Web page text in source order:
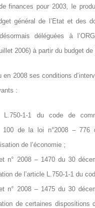
finances pour 2003, le
général de l’Etat et des
déléguées à
2006) à partir du budget de
en 2008 ses conditions
:
L.750-1-1 du code de
100 de la loi n°2008 –
de l’économie ;
n° 2008 – 1470 du 30
de l’article L.750-1-1 du
n° 2008 – 1475 du 30
de certaines dispositions